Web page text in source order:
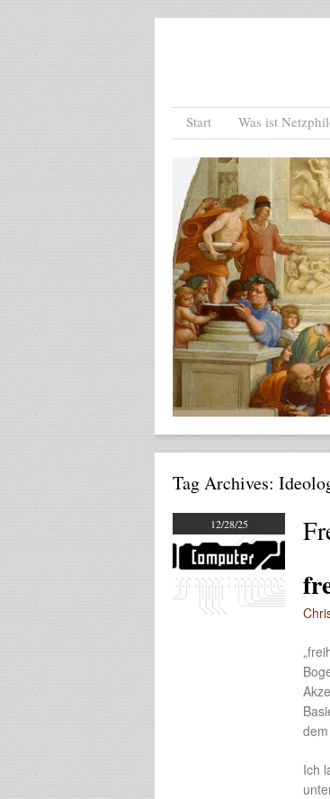
Menu
Skip to content
Start Was ist
Tag Archives:
12/28/25
Ich